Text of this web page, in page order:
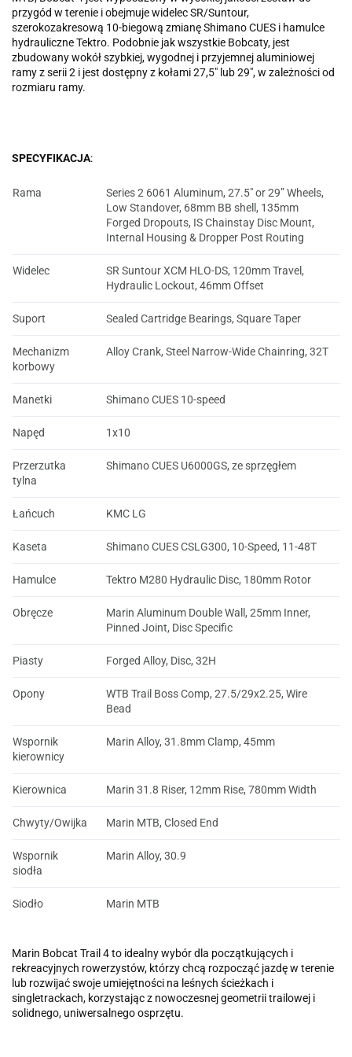
przygód w terenie i obejmuje widelec SR/Suntour,
szerokozakresową 10-biegową zmianę Shimano CUES i hamulce
hydrauliczne Tektro. Podobnie jak wszystkie Bobcaty, jest
zbudowany wokół szybkiej, wygodnej i przyjemnej aluminiowej
ramy z serii 2 i jest dostępny z kołami 27,5" lub 29", w zależności od
rozmiaru ramy.
SPECYFIKACJA:
Rama
Series 2 6061 Aluminum, 27.5" or 29” Wheels,
Low Standover, 68mm BB shell, 135mm
Forged Dropouts, IS Chainstay Disc Mount,
Internal Housing & Dropper Post Routing
Widelec
SR Suntour XCM HLO-DS, 120mm Travel,
Hydraulic Lockout, 46mm Offset
Suport Sealed Cartridge Bearings, Square Taper
Mechanizm
korbowy
Alloy Crank, Steel Narrow-Wide Chainring, 32T
Manetki Shimano CUES 10-speed
Napęd 1x10
Przerzutka
tylna
Shimano CUES U6000GS, ze sprzęgłem
Łańcuch KMC LG
Kaseta Shimano CUES CSLG300, 10-Speed, 11-48T
Hamulce Tektro M280 Hydraulic Disc, 180mm Rotor
Obręcze
Marin Aluminum Double Wall, 25mm Inner,
Pinned Joint, Disc Specific
Piasty Forged Alloy, Disc, 32H
Opony
WTB Trail Boss Comp, 27.5/29x2.25, Wire
Bead
Wspornik
kierownicy
Marin Alloy, 31.8mm Clamp, 45mm
Kierownica Marin 31.8 Riser, 12mm Rise, 780mm Width
Chwyty/Owijka Marin MTB, Closed End
Wspornik
siodła
Marin Alloy, 30.9
Siodło Marin MTB
Marin Bobcat Trail 4to idealny wybór dla początkujących i
rekreacyjnych rowerzystów, którzy chcą rozpocząć jazdę w terenie
lub rozwijać swoje umiejętności na leśnych ścieżkach i
singletrackach, korzystając z nowoczesnej geometrii trailowej i
solidnego, uniwersalnego osprzętu.